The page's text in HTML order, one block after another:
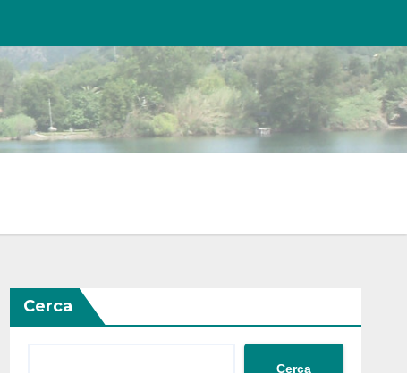
Cerca
Cerca